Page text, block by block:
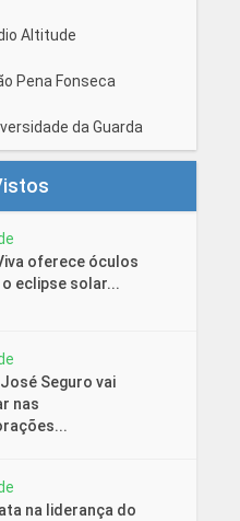
Altitude
Pena Fonseca
da Guarda
oferece óculos
eclipse solar...
Seguro vai
nas
na liderança do